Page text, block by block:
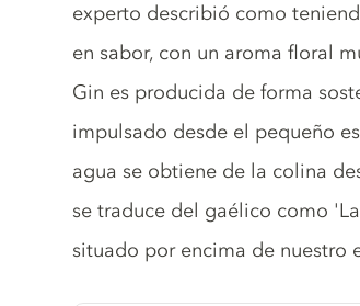
experto describió como
en sabor, con un aroma floral
Gin es producida de forma
impulsado desde el pequeño
agua se obtiene de la colina
se traduce del gaélico como
situado por encima de nuestro